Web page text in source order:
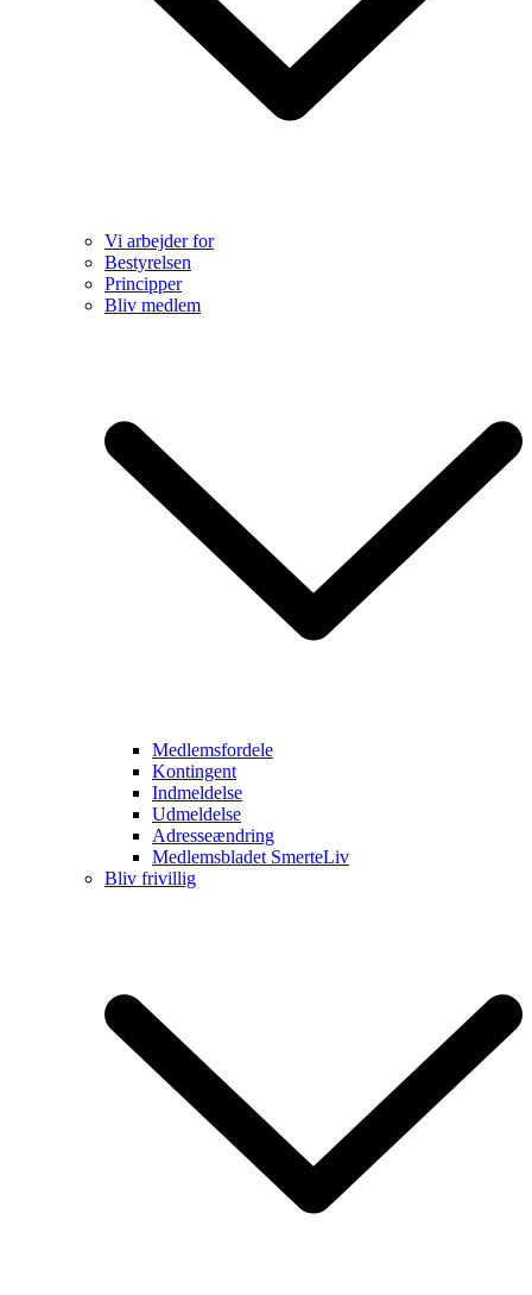
Vi arbejder for
Bestyrelsen
Principper
Bliv medlem
Medlemsfordele
Kontingent
Indmeldelse
Udmeldelse
Adresseændring
Medlemsbladet SmerteLiv
Bliv frivillig